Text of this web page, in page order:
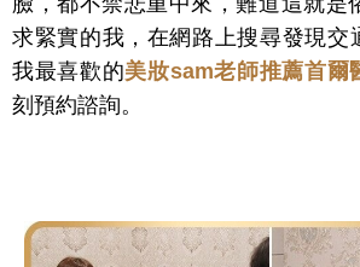
求緊實的我，在網路上搜尋發現交
我最喜歡的美妝sam老師推薦首爾
刻預約諮詢。